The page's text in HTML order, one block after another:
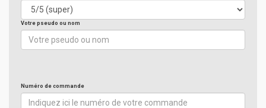
Votre pseudo ou nom
Numéro de commande